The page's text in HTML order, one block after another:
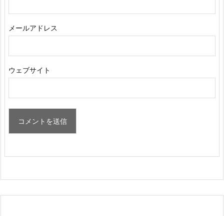
メールアドレス
ウェブサイト